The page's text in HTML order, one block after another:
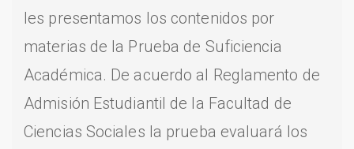
les presentamos los contenidos por
materias de la Prueba de Suficiencia
Académica. De acuerdo al Reglamento de
Admisión Estudiantil de la Facultad de
Ciencias Sociales la prueba evaluará los